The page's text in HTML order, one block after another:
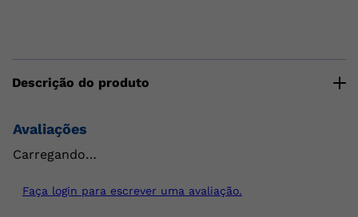
Descrição do produto
Avaliações
Carregando…
Faça login para escrever uma avaliação.